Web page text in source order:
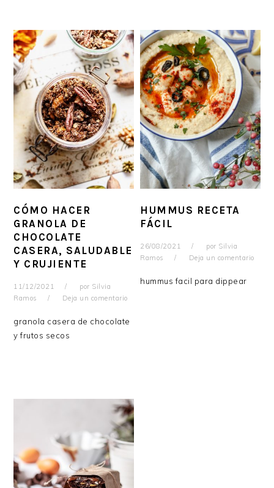
CÓMO HACER
GRANOLA DE
CHOCOLATE
CASERA, SALUDABLE
Y CRUJIENTE
11/12/2021 por Silvia
Ramos
Deja un comentario
granola casera de chocolate
y frutos secos
HUMMUS RECETA
FÁCIL
26/08/2021 por Silvia
Ramos
Deja un comentario
hummus facil para dippear